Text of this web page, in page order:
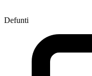
Defunti